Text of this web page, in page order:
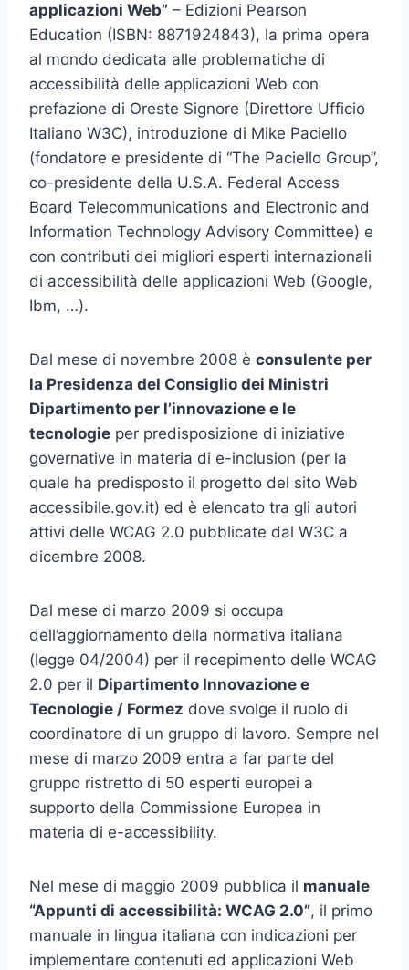
applicazioni Web” – Edizioni Pearson
Education (ISBN: 8871924843), la prima opera
al mondo dedicata alle problematiche di
accessibilità delle applicazioni Web con
prefazione di Oreste Signore (Direttore Ufficio
Italiano W3C), introduzione di Mike Paciello
(fondatore e presidente di “The Paciello Group”,
co-presidente della U.S.A. Federal Access
Board Telecommunications and Electronic and
Information Technology Advisory Committee) e
con contributi dei migliori esperti internazionali
di accessibilità delle applicazioni Web (Google,
Ibm, …).
Dal mese di novembre 2008 è consulente per
la Presidenza del Consiglio dei Ministri
Dipartimento per l’innovazione e le
tecnologie per predisposizione di iniziative
governative in materia di e-inclusion (per la
quale ha predisposto il progetto del sito Web
accessibile.gov.it) ed è elencato tra gli autori
attivi delle WCAG 2.0 pubblicate dal W3C a
dicembre 2008.
Dal mese di marzo 2009 si occupa
dell’aggiornamento della normativa italiana
(legge 04/2004) per il recepimento delle WCAG
2.0 per il Dipartimento Innovazione e
Tecnologie / Formez dove svolge il ruolo di
coordinatore di un gruppo di lavoro. Sempre nel
mese di marzo 2009 entra a far parte del
gruppo ristretto di 50 esperti europei a
supporto della Commissione Europea in
materia di e-accessibility.
Nel mese di maggio 2009 pubblica il manuale
“Appunti di accessibilità: WCAG 2.0”, il primo
manuale in lingua italiana con indicazioni per
implementare contenuti ed applicazioni Web